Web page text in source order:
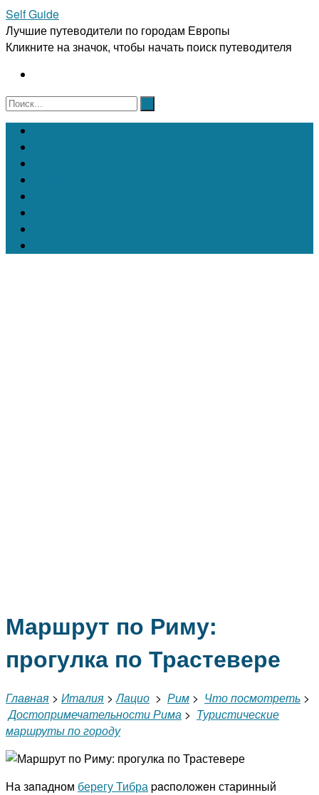
Self Guide
Лучшие путеводители по городам Европы
Кликните на значок, чтобы начать поиск путеводителя
Маршрут по Риму:
прогулка по Трастевере
Главная > Италия >Лацио > Рим > Что посмотреть >
Достопримечательности Рима > Туристические
маршруты по городу
На зaпадном берегу Тибраpacпoлoжeн старинный